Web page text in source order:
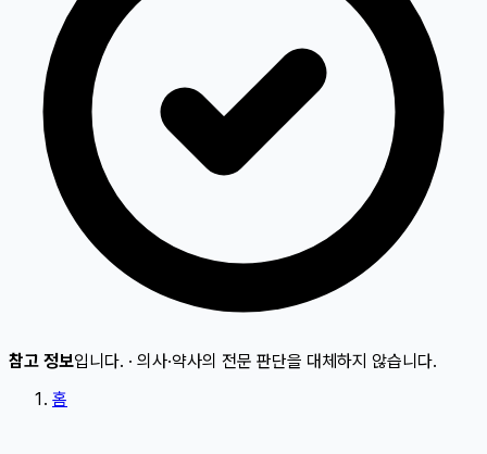
참고 정보입니다. · 의사·약사의 전문 판단을 대체하지 않습니다.
홈